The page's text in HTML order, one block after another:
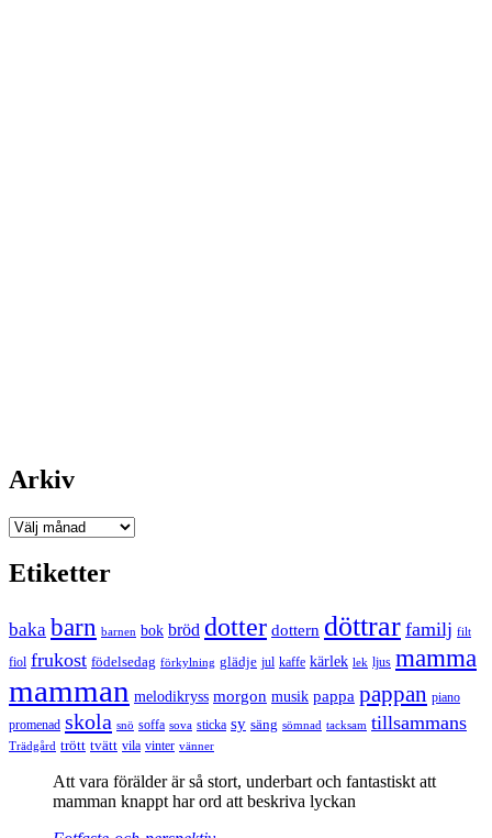
Arkiv
Arkiv
Etiketter
baka barn barnen bok bröd dotter dottern döttrar familj filt
fiol frukost födelsedag förkylning glädje jul kaffe kärlek lek ljus mamma
mamman melodikryss morgon musik pappa pappan piano
promenad skola snö soffa sova sticka sy säng sömnad tacksam tillsammans
Trädgård trött tvätt vila vinter vänner
Att vara förälder är så stort, underbart och fantastiskt att
mamman knappt har ord att beskriva lyckan